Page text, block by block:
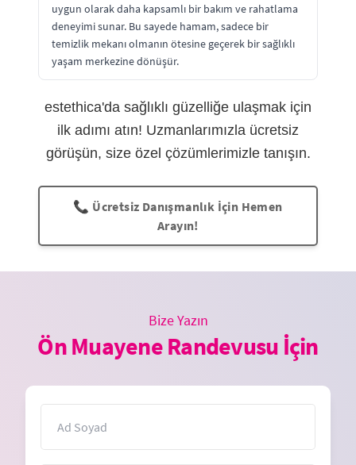
uygun olarak daha kapsamlı bir bakım ve rahatlama
deneyimi sunar. Bu sayede hamam, sadece bir
temizlik mekanı olmanın ötesine geçerek bir sağlıklı
yaşam merkezine dönüşür.
estethica'da sağlıklı güzelliğe ulaşmak için
ilk adımı atın! Uzmanlarımızla ücretsiz
görüşün, size özel çözümlerimizle tanışın.
📞 Ücretsiz Danışmanlık İçin Hemen
Arayın!
Bize Yazın
Ön Muayene Randevusu İçin